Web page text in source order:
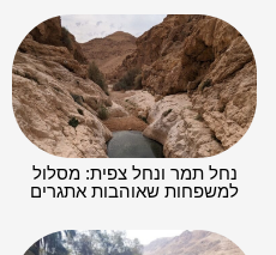
נחל תמר ונחל צפית: מסלול
למשפחות שאוהבות אתגרים